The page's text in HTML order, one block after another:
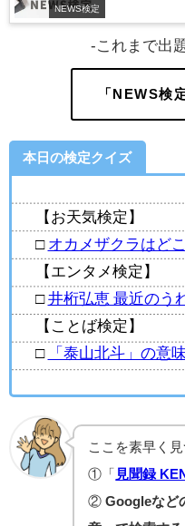
NEWS検定
-これまで出
「NEWS検
本日の検定クイズ
【お天気検定】
□ オカメザクラはど
【エンタメ検定】
□井桁弘恵 最近のう
【ことば検定】
□
「泰山北斗」の意
ここを素早く
①「 見聞録
②Googleなど